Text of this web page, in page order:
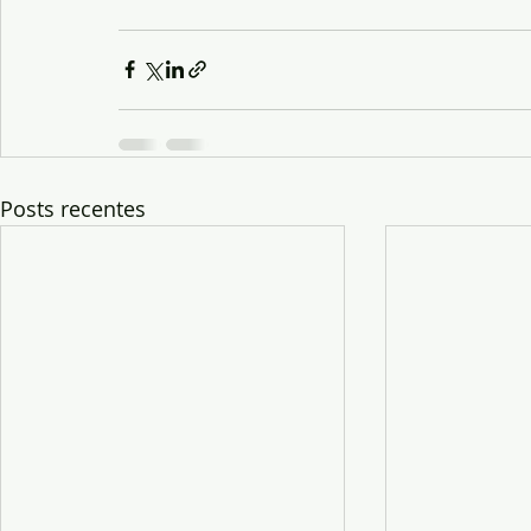
Posts recentes